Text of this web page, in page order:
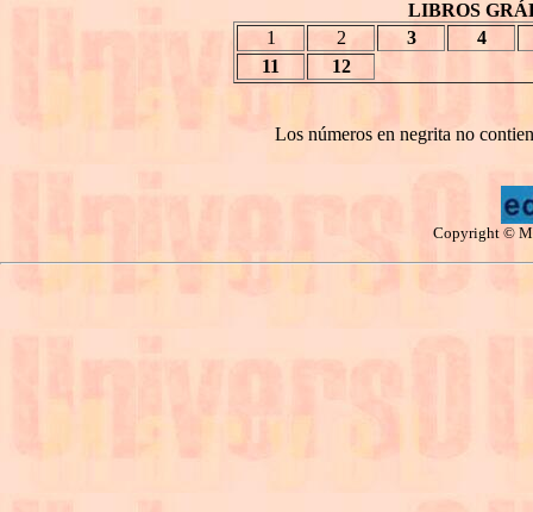
LIBROS
1
2 3
4
11
12
Los números en negrita no
Copyright ©